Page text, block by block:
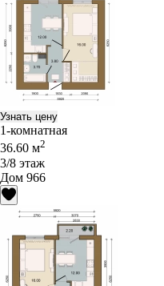
Узнать цену
1-комнатная
36.60 м2
3/8 этаж
Дом 966